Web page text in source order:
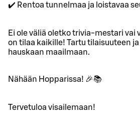
✔️ Rentoa tunnelmaa ja loistavaa
Ei ole väliä oletko trivia-mestari vai
on tilaa kaikille! Tartu tilaisuuteen
hauskaan maailmaan.
Nähään Hopparissa! 🎉📚
Tervetuloa visailemaan!